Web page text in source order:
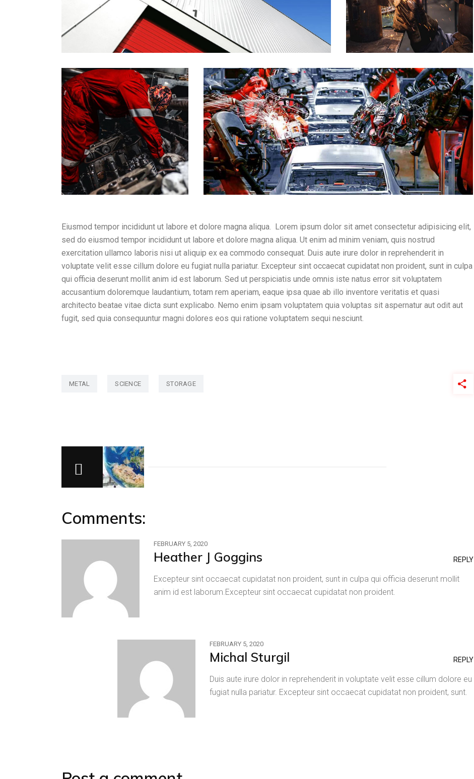
Eiusmod tempor incididunt ut labore et dolore magna aliqua. Lorem ipsum dolor sit amet consectetur adipisicing elit,
sed do eiusmod tempor incididunt ut labore et dolore magna aliqua. Ut enim ad minim veniam, quis nostrud
exercitation ullamco laboris nisi ut aliquip ex ea commodo consequat. Duis aute irure dolor in reprehenderit in
voluptate velit esse cillum dolore eu fugiat nulla pariatur. Excepteur sint occaecat cupidatat non proident, sunt in culpa
qui officia deserunt mollit anim id est laborum. Sed ut perspiciatis unde omnis iste natus error sit voluptatem
accusantium doloremque laudantium, totam rem aperiam, eaque ipsa quae ab illo inventore veritatis et quasi
architecto beatae vitae dicta sunt explicabo. Nemo enim ipsam voluptatem quia voluptas sit aspernatur aut odit aut
fugit, sed quia consequuntur magni dolores eos qui ratione voluptatem sequi nesciunt.
METAL SCIENCE STORAGE
Comments:
FEBRUARY 5, 2020
Heather J Goggins REPLY
Excepteur sint occaecat cupidatat non proident, sunt in culpa qui officia deserunt mollit
anim id est laborum.Excepteur sint occaecat cupidatat non proident.
FEBRUARY 5, 2020
Michal Sturgil REPLY
Duis aute irure dolor in reprehenderit in voluptate velit esse cillum dolore eu
fugiat nulla pariatur. Excepteur sint occaecat cupidatat non proident, sunt.